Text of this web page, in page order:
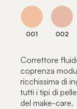
001 002
Correttore
coprenza
ricchissima di
tutti i tipi di
del make-care.